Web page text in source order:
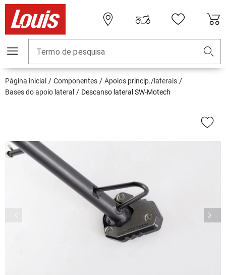
Termo de pesquisa
Página inicial Componentes
Apoios princip./laterais
Bases do apoio lateral
Descanso lateral SW-Motech